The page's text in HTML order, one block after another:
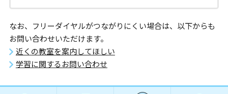
なお、フリーダイヤルがつながりにくい場合は、以下からも
お問い合わせいただけます。
近くの教室を案内してほしい
学習に関するお問い合わせ